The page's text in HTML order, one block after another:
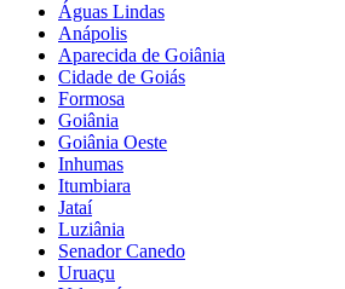
Águas Lindas
Anápolis
Aparecida de Goiânia
Cidade de Goiás
Formosa
Goiânia
Goiânia Oeste
Inhumas
Itumbiara
Jataí
Luziânia
Senador Canedo
Uruaçu